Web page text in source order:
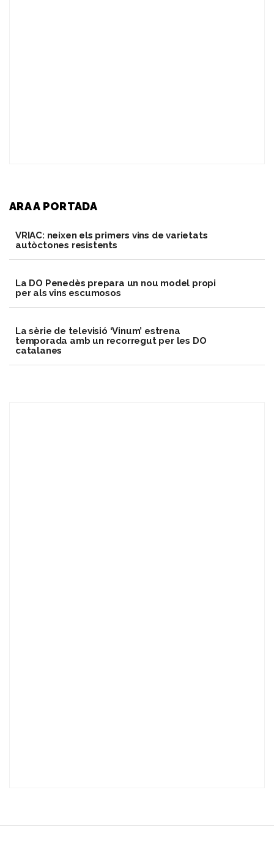
ARA A PORTADA
VRIAC: neixen els primers vins de varietats
autòctones resistents
​La DO Penedès prepara un nou model propi
per als vins escumosos
La sèrie de televisió ‘Vinum’ estrena
temporada amb un recorregut per les DO
catalanes